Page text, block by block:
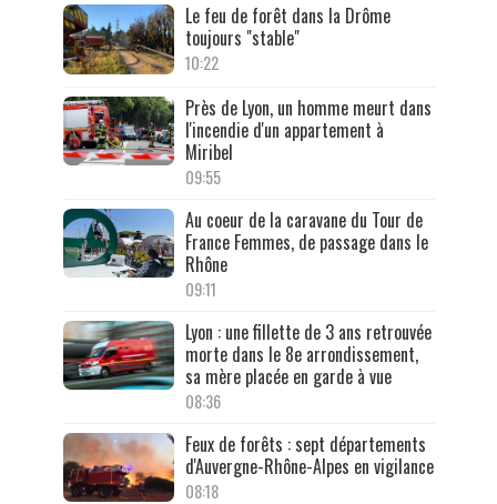
Le feu de forêt dans la Drôme
toujours "stable"
10:22
Près de Lyon, un homme meurt dans
l'incendie d'un appartement à
Miribel
09:55
Au coeur de la caravane du Tour de
France Femmes, de passage dans le
Rhône
09:11
Lyon : une fillette de 3 ans retrouvée
morte dans le 8e arrondissement,
sa mère placée en garde à vue
08:36
Feux de forêts : sept départements
d'Auvergne-Rhône-Alpes en vigilance
08:18